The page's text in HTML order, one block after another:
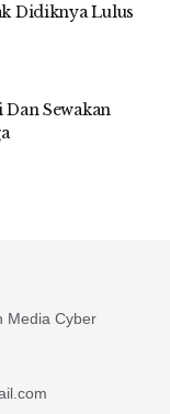
Didiknya Lulus
Sewakan
Media Cyber